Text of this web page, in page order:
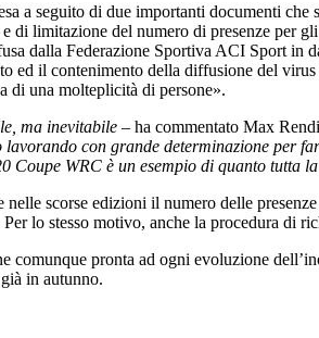
a seguito di due importanti documenti
di limitazione del numero di presenze per
dalla Federazione Sportiva ACI Sport in
ed il contenimento della diffusione del
di una molteplicità di persone».
ma inevitabile – ha commentato Max
lavorando con grande determinazione per
Coupe WRC è un esempio di quanto tutta
nelle scorse edizioni il numero delle
lo stesso motivo, anche la procedura di
comunque pronta ad ogni evoluzione
in autunno.